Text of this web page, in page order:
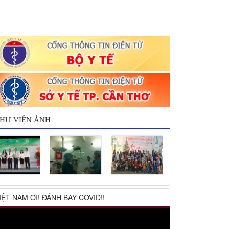
VIỆN ẢNH
NAM ƠI! ĐÁNH BAY COVID!!